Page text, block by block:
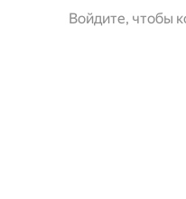
Войдите, чтобы